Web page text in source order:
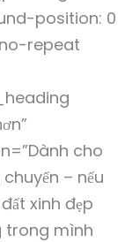
position: 0
repeat
cho
– nếu
xinh đẹp
trong mình